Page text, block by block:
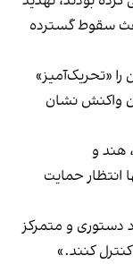
سقوط گسترده
«تحریک‌آمیز»
واکنش نشان
هند و
انتظار حمایت
دستوری و متمرکز
کنند.»